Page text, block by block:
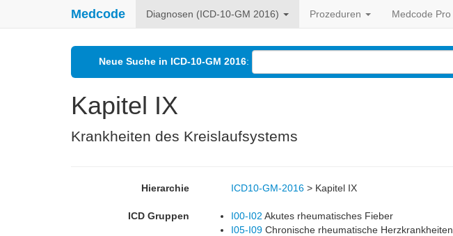
Medcode Diagnosen (ICD-10-GM 2016) Prozeduren Medcode Pro
Neue Suche in ICD-10-GM 2016:
Kapitel IX
Krankheiten des Kreislaufsystems
Hierarchie ICD10-GM-2016 > Kapitel IX
ICD Gruppen I00-I02 Akutes rheumatisches Fieber
I05-I09 Chronische rheumatische Herzkrankheiten